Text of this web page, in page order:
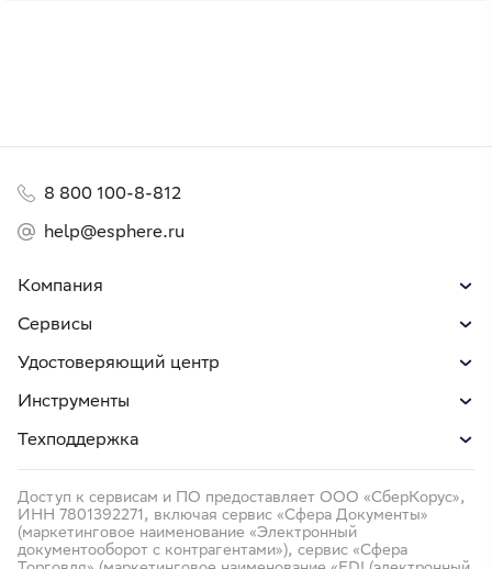
Компания
Сервисы
Удостоверяющий центр
Инструменты
Техподдержка
8 800 100-8-812
help@esphere.ru
Доступ к сервисам и ПО предоставляет ООО «СберКорус»,
ИНН 7801392271, включая сервис «Сфера Документы»
(маркетинговое наименование «Электронный
документооборот с контрагентами»), сервис «Сфера